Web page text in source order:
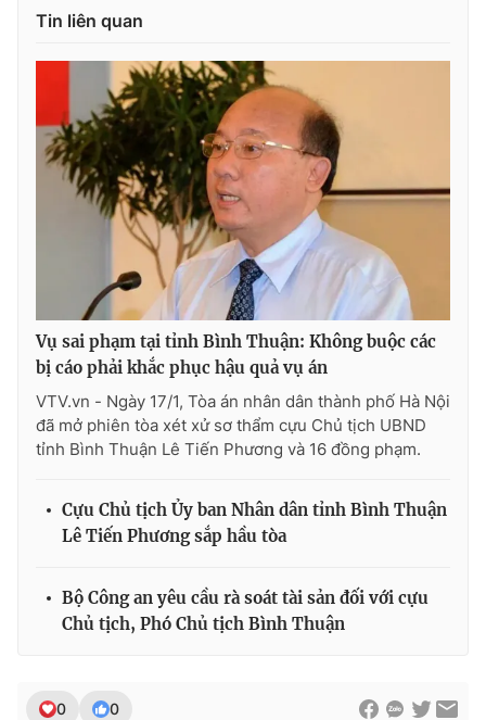
Tin liên quan
Vụ sai phạm tại tỉnh Bình Thuận: Không buộc các
bị cáo phải khắc phục hậu quả vụ án
VTV.vn - Ngày 17/1, Tòa án nhân dân thành phố Hà Nội
đã mở phiên tòa xét xử sơ thẩm cựu Chủ tịch UBND
tỉnh Bình Thuận Lê Tiến Phương và 16 đồng phạm.
Cựu Chủ tịch Ủy ban Nhân dân tỉnh Bình Thuận
Lê Tiến Phương sắp hầu tòa
Bộ Công an yêu cầu rà soát tài sản đối với cựu
Chủ tịch, Phó Chủ tịch Bình Thuận
0 0